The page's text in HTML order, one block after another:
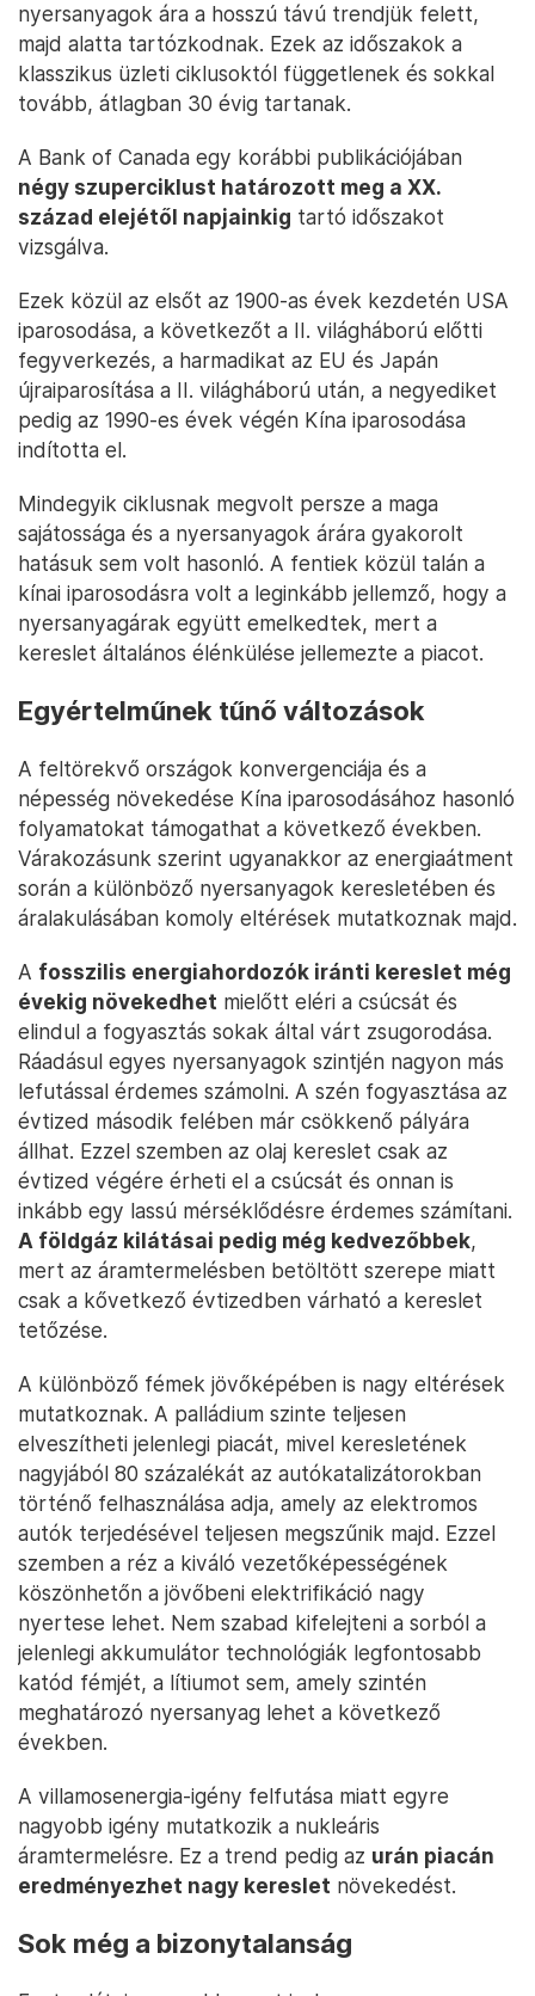
nyersanyagok ára a hosszú távú trendjük felett,
majd alatta tartózkodnak. Ezek az időszakok a
klasszikus üzleti ciklusoktól függetlenek és sokkal
tovább, átlagban 30 évig tartanak.
A Bank of Canada egy korábbi publikációjában
négy szuperciklust határozott meg a XX.
század elejétől napjainkig tartó időszakot
vizsgálva.
Ezek közül az elsőt az 1900-as évek kezdetén USA
iparosodása, a következőt a II. világháború előtti
fegyverkezés, a harmadikat az EU és Japán
újraiparosítása a II. világháború után, a negyediket
pedig az 1990-es évek végén Kína iparosodása
indította el.
Mindegyik ciklusnak megvolt persze a maga
sajátossága és a nyersanyagok árára gyakorolt
hatásuk sem volt hasonló. A fentiek közül talán a
kínai iparosodásra volt a leginkább jellemző, hogy a
nyersanyagárak együtt emelkedtek, mert a
kereslet általános élénkülése jellemezte a piacot.
Egyértelműnek tűnő változások
A feltörekvő országok konvergenciája és a
népesség növekedése Kína iparosodásához hasonló
folyamatokat támogathat a következő években.
Várakozásunk szerint ugyanakkor az energiaátment
során a különböző nyersanyagok keresletében és
áralakulásában komoly eltérések mutatkoznak majd.
A fosszilis energiahordozók iránti kereslet még
évekig növekedhet mielőtt eléri a csúcsát és
elindul a fogyasztás sokak által várt zsugorodása.
Ráadásul egyes nyersanyagok szintjén nagyon más
lefutással érdemes számolni. A szén fogyasztása az
évtized második felében már csökkenő pályára
állhat. Ezzel szemben az olaj kereslet csak az
évtized végére érheti el a csúcsát és onnan is
inkább egy lassú mérséklődésre érdemes számítani.
A földgáz kilátásai pedig még kedvezőbbek,
mert az áramtermelésben betöltött szerepe miatt
csak a kővetkező évtizedben várható a kereslet
tetőzése.
A különböző fémek jövőképében is nagy eltérések
mutatkoznak. A palládium szinte teljesen
elveszítheti jelenlegi piacát, mivel keresletének
nagyjából 80 százalékát az autókatalizátorokban
történő felhasználása adja, amely az elektromos
autók terjedésével teljesen megszűnik majd. Ezzel
szemben a réz a kiváló vezetőképességének
köszönhetőn a jövőbeni elektrifikáció nagy
nyertese lehet. Nem szabad kifelejteni a sorból a
jelenlegi akkumulátor technológiák legfontosabb
katód fémjét, a lítiumot sem, amely szintén
meghatározó nyersanyag lehet a következő
években.
A villamosenergia-igény felfutása miatt egyre
nagyobb igény mutatkozik a nukleáris
áramtermelésre. Ez a trend pedig az urán piacán
eredményezhet nagy kereslet növekedést.
Sok még a bizonytalanság